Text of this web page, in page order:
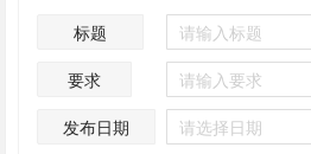
信用卡开卡 手机卡开卡
其他
注册\实名单 授权/助力
标题
要求
发布日期